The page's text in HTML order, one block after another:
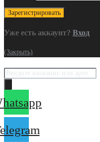
Уже есть аккаунт? Вход
(Закрыть)
Поиск